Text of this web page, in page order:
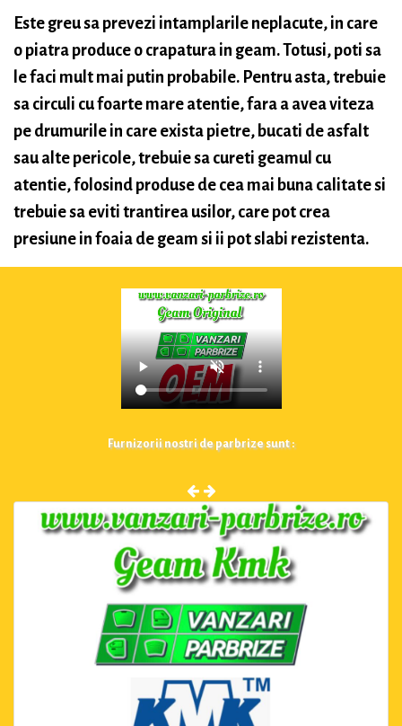
Este greu sa prevezi intamplarile neplacute, in care
o piatra produce o crapatura in geam. Totusi, poti sa
le faci mult mai putin probabile. Pentru asta, trebuie
sa circuli cu foarte mare atentie, fara a avea viteza
pe drumurile in care exista pietre, bucati de asfalt
sau alte pericole, trebuie sa cureti geamul cu
atentie, folosind produse de cea mai buna calitate si
trebuie sa eviti trantirea usilor, care pot crea
presiune in foaia de geam si ii pot slabi rezistenta.
Furnizorii nostri de parbrize sunt :